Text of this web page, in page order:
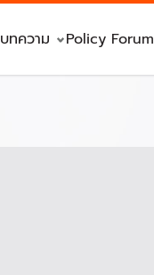
บทความ Policy Forum